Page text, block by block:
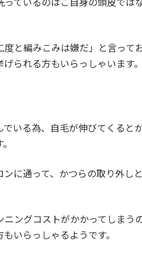
と編みこみは嫌だ」と言って
られる方もいらっしゃいます
いる為、自毛が伸びてくると
に通って、かつらの取り外し
ングコストがかかってしまう
いらっしゃるようです。